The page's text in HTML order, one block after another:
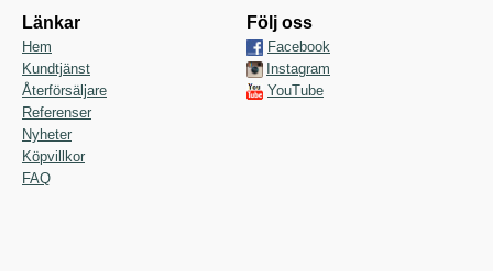
Länkar
Hem
Kundtjänst
Återförsäljare
Referenser
Nyheter
Köpvillkor
FAQ
Följ oss
Facebook
Instagram
YouTube